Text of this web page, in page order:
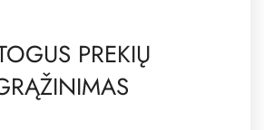
PREKIŲ